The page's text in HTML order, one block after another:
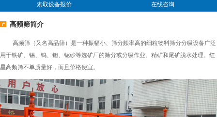
索取设备报价 在线咨询
高频筛简介
高频筛（又名高品筛）是一种振幅小、筛分频率高的细粒物料筛分分级设备广泛
用于铁矿、锡、钨、钽、铌砂等选矿厂的筛分或分级作业、精矿和尾矿脱水处理。红
星高频筛不单质量好，而且价格便宜。